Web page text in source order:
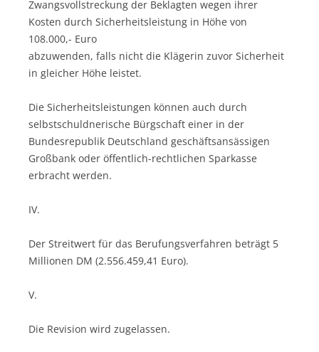
Zwangsvollstreckung der Beklagten wegen ihrer
Kosten durch Sicherheitsleistung in Höhe von
108.000,- Euro
abzuwenden, falls nicht die Klägerin zuvor Sicherheit
in gleicher Höhe leistet.
Die Sicherheitsleistungen können auch durch
selbstschuldnerische Bürgschaft einer in der
Bundesrepublik Deutschland geschäftsansässigen
Großbank oder öffentlich-rechtlichen Sparkasse
erbracht werden.
IV.
Der Streitwert für das Berufungsverfahren beträgt 5
Millionen DM (2.556.459,41 Euro).
V.
Die Revision wird zugelassen.